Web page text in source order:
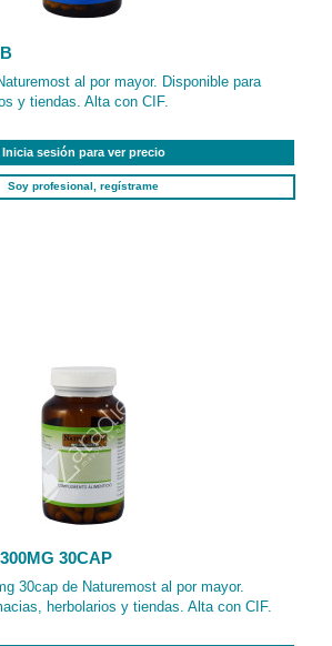
al por mayor. Disponible para
y tiendas. Alta con CIF.
Inicia sesión para ver precio
Soy profesional, regístrame
30CAP
30cap de Naturemost al por mayor.
herbolarios y tiendas. Alta con CIF.